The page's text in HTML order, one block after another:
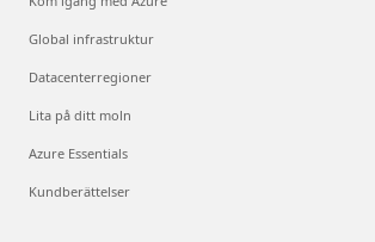
Global infrastruktur
Datacenterregioner
Lita på ditt moln
Azure Essentials
Kundberättelser